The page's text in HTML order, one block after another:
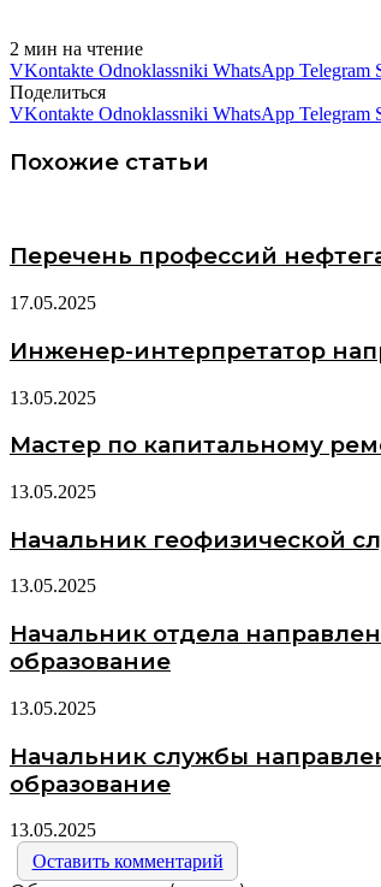
2 мин на чтение
VKontakte Odnoklassniki WhatsApp Telegram
Поделиться
VKontakte Odnoklassniki WhatsApp Telegram
Похожие статьи
Перечень профессий
17.05.2025
Инженер-интерпретатор
13.05.2025
Мастер по капитальному
13.05.2025
Начальник геофизической
13.05.2025
Начальник отдела
образование
13.05.2025
Начальник службы
образование
13.05.2025
Оставить комментарий